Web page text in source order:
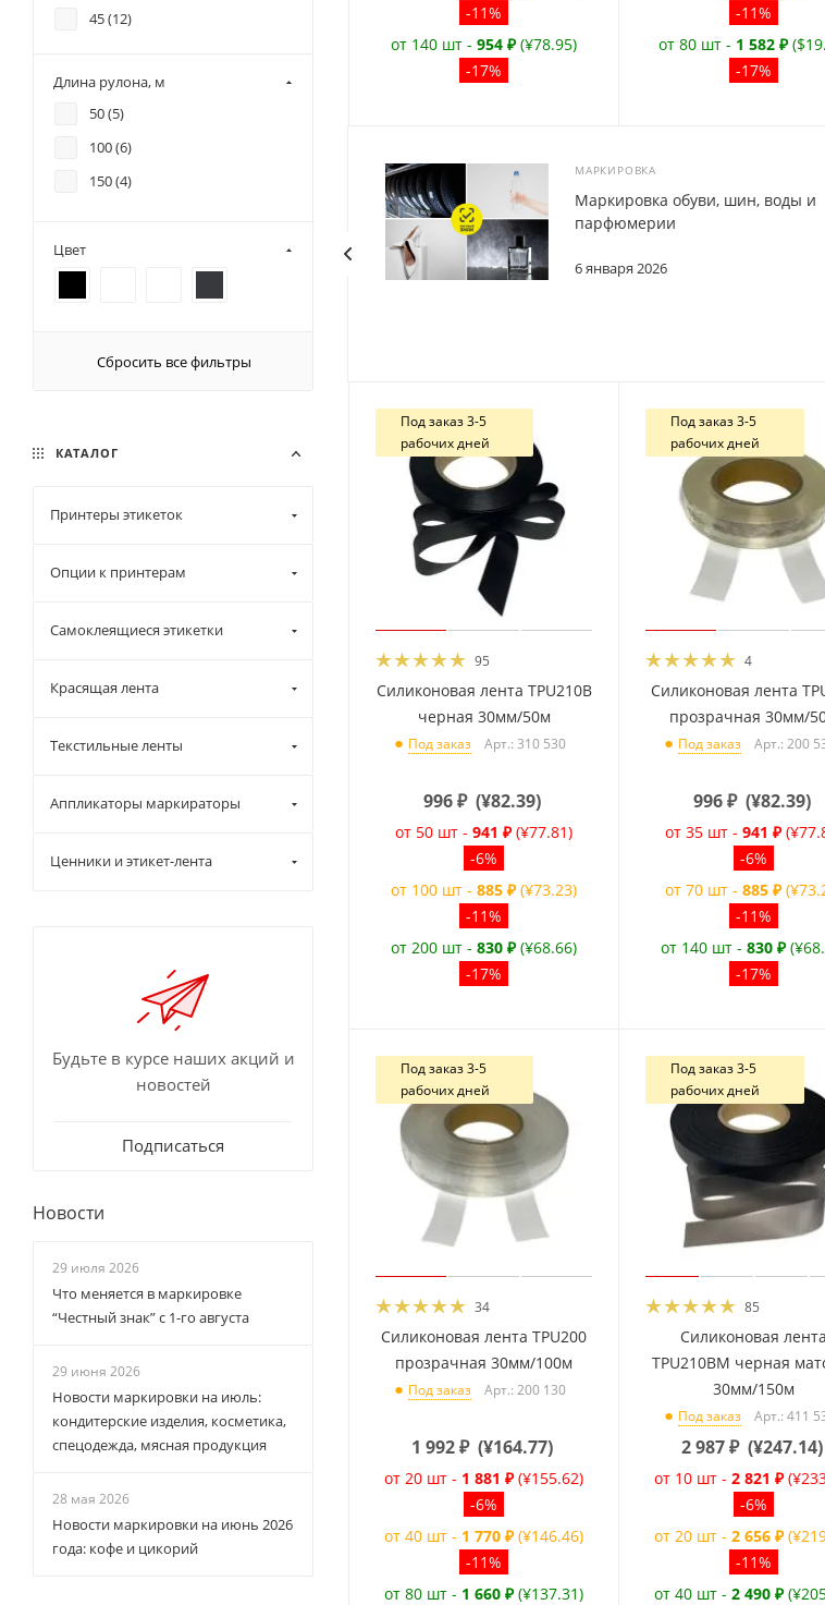
-11%
от 140 шт -954 ₽ (¥78.95)
-17%
-11%
от 80 шт - 1 582 ₽
-17%
МАРКИРОВКА
6 января 2026
Маркировка обуви, шин, воды и
парфюмерии
Под заказ 3-5
рабочих дней
95
Силиконовая лента TPU210B
черная 30мм/50м
Под заказ Арт.: 310 530
996₽ (¥82.39)
от 50 шт -941 ₽ (¥77.81)
-6%
от 100 шт -885 ₽ (¥73.23)
-11%
от 200 шт -830 ₽ (¥68.66)
-17%
Под заказ 3-5
рабочих дней
4
Силиконовая лента
прозрачная 30мм/
Под заказ Арт.: 200
996₽ (¥82.39)
от 35 шт -941 ₽
-6%
от 70 шт -885 ₽
-11%
от 140 шт -830 ₽
-17%
Под заказ 3-5
рабочих дней
34
Силиконовая лента TPU200
прозрачная 30мм/100м
Под заказ Арт.: 200 130
1 992₽ (¥164.77)
от 20 шт - 1 881 ₽ (¥155.62)
-6%
от 40 шт - 1 770 ₽ (¥146.46)
-11%
от 80 шт - 1 660 ₽ (¥137.31)
Под заказ 3-5
рабочих дней
85
Силиконовая лента
TPU210BM черная
30мм/150м
Под заказ Арт.: 411
2 987₽ (¥247.14)
от 10 шт -2 821 ₽
-6%
от 20 шт -2 656 ₽
-11%
от 40 шт -2 490 ₽
45 (12)
100 (1)
Длина рулона, м
50 (5)
100 (6)
150 (4)
Цвет
Сбросить все фильтры
КАТАЛОГ
Принтеры этикеток
Опции к принтерам
Самоклеящиеся этикетки
Красящая лента
Текстильные ленты
Аппликаторы маркираторы
Ценники и этикет-лента
Будьте в курсе наших акций и
новостей
Подписаться
Новости
29 июля 2026
Что меняется в маркировке
“Честный знак” с 1-го августа
29 июня 2026
Новости маркировки на июль:
кондитерские изделия, косметика,
спецодежда, мясная продукция
28 мая 2026
Новости маркировки на июнь 2026
года: кофе и цикорий